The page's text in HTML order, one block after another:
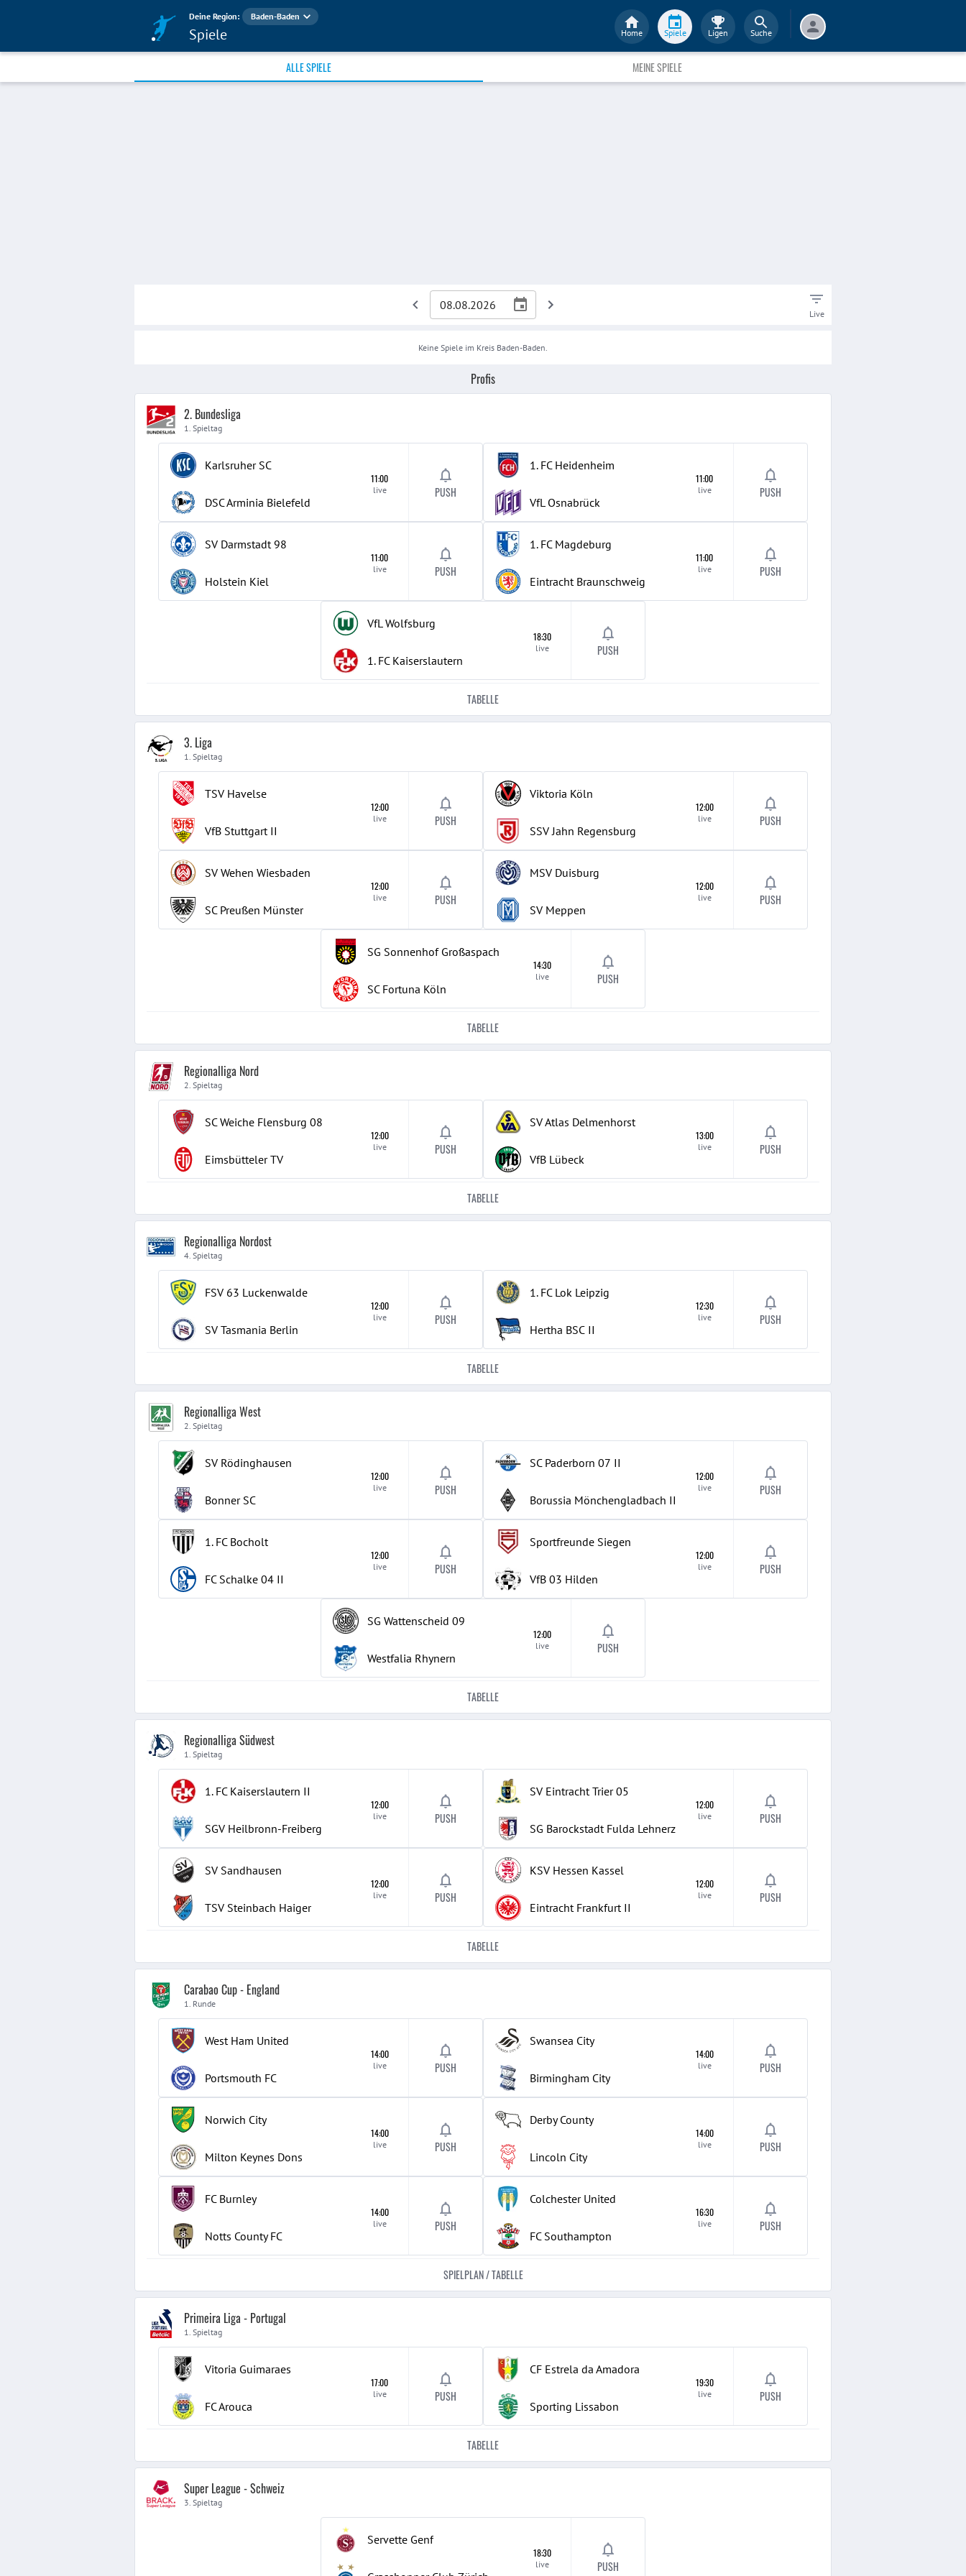
Deine Region: Baden-Baden
Spiele Home Spiele Ligen Suche
ALLE SPIELE MEINE SPIELE
Live
Keine Spiele im Kreis Baden-Baden.
Profis
2. Bundesliga
1. Spieltag
Karlsruher SC
DSC Arminia Bielefeld
11:00
live PUSH
1. FC Heidenheim
VfL Osnabrück
11:00
live PUSH
SV Darmstadt 98
Holstein Kiel
11:00
live PUSH
1. FC Magdeburg
Eintracht Braunschweig
11:00
live PUSH
VfL Wolfsburg
1. FC Kaiserslautern
18:30
live PUSH
TABELLE
3. Liga
1. Spieltag
TSV Havelse
VfB Stuttgart II
12:00
live PUSH
Viktoria Köln
SSV Jahn Regensburg
12:00
live PUSH
SV Wehen Wiesbaden
SC Preußen Münster
12:00
live PUSH
MSV Duisburg
SV Meppen
12:00
live PUSH
SG Sonnenhof Großaspach
SC Fortuna Köln
14:30
live PUSH
TABELLE
Regionalliga Nord
2. Spieltag
SC Weiche Flensburg 08
Eimsbütteler TV
12:00
live PUSH
SV Atlas Delmenhorst
VfB Lübeck
13:00
live PUSH
TABELLE
Regionalliga Nordost
4. Spieltag
FSV 63 Luckenwalde
SV Tasmania Berlin
12:00
live PUSH
1. FC Lok Leipzig
Hertha BSC II
12:30
live PUSH
TABELLE
Regionalliga West
2. Spieltag
SV Rödinghausen
Bonner SC
12:00
live PUSH
SC Paderborn 07 II
Borussia Mönchengladbach II
12:00
live PUSH
1. FC Bocholt
FC Schalke 04 II
12:00
live PUSH
Sportfreunde Siegen
VfB 03 Hilden
12:00
live PUSH
SG Wattenscheid 09
Westfalia Rhynern
12:00
live PUSH
TABELLE
Regionalliga Südwest
1. Spieltag
1. FC Kaiserslautern II
SGV Heilbronn-Freiberg
12:00
live PUSH
SV Eintracht Trier 05
SG Barockstadt Fulda Lehnerz
12:00
live PUSH
SV Sandhausen
TSV Steinbach Haiger
12:00
live PUSH
KSV Hessen Kassel
Eintracht Frankfurt II
12:00
live PUSH
TABELLE
Carabao Cup - England
1. Runde
West Ham United
Portsmouth FC
14:00
live PUSH
Swansea City
Birmingham City
14:00
live PUSH
Norwich City
Milton Keynes Dons
14:00
live PUSH
Derby County
Lincoln City
14:00
live PUSH
FC Burnley
Notts County FC
14:00
live PUSH
Colchester United
FC Southampton
16:30
live PUSH
SPIELPLAN / TABELLE
Primeira Liga - Portugal
1. Spieltag
Vitoria Guimaraes
FC Arouca
17:00
live PUSH
CF Estrela da Amadora
Sporting Lissabon
19:30
live PUSH
TABELLE
Super League - Schweiz
3. Spieltag
Servette Genf
18:30
live PUSH